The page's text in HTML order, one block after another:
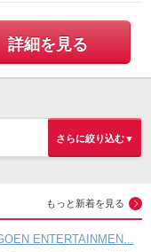
詳細を見る
さらに絞り込む▼
もっと新着を見る
ENTERTAINMEN...